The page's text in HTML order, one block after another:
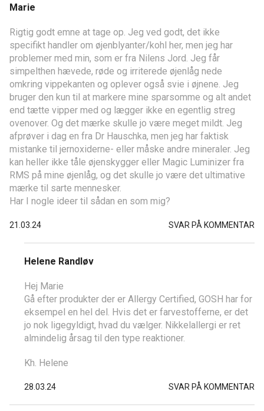
Marie
Rigtig godt emne at tage op. Jeg ved godt, det ikke
specifikt handler om øjenblyanter/kohl her, men jeg har
problemer med min, som er fra Nilens Jord. Jeg får
simpelthen hævede, røde og irriterede øjenlåg nede
omkring vippekanten og oplever også svie i øjnene. Jeg
bruger den kun til at markere mine sparsomme og alt andet
end tætte vipper med og lægger ikke en egentlig streg
ovenover. Og det mærke skulle jo være meget mildt. Jeg
afprøver i dag en fra Dr Hauschka, men jeg har faktisk
mistanke til jernoxiderne- eller måske andre mineraler. Jeg
kan heller ikke tåle øjenskygger eller Magic Luminizer fra
RMS på mine øjenlåg, og det skulle jo være det ultimative
mærke til sarte mennesker.
Har I nogle ideer til sådan en som mig?
21.03.24 SVAR PÅ KOMMENTAR
Helene Randløv
Hej Marie
Gå efter produkter der er Allergy Certified, GOSH har for
eksempel en hel del. Hvis det er farvestofferne, er det
jo nok ligegyldigt, hvad du vælger. Nikkelallergi er ret
almindelig årsag til den type reaktioner.
Kh. Helene
28.03.24 SVAR PÅ KOMMENTAR